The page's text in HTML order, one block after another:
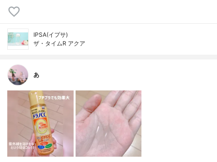
IPSA(イプサ)
ザ・タイムR アクア
あ